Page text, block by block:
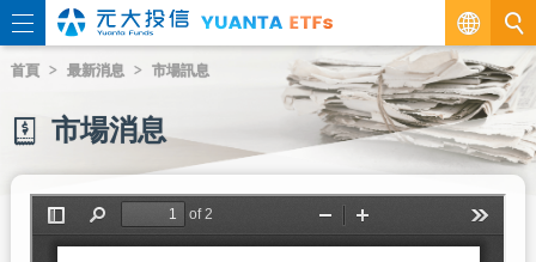
繁
EN
首頁 最新消息 市場訊息
市場消息